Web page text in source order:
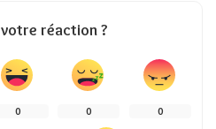
réaction ?
0 0 0